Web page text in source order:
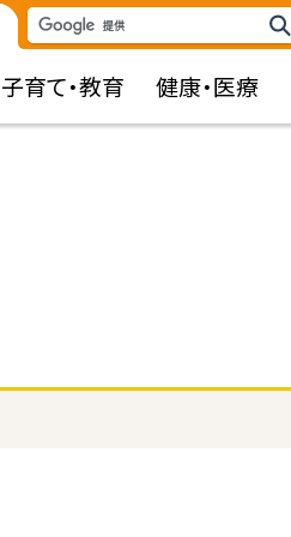
検
索
キ
ー
検
子育て・教育 健康・医療